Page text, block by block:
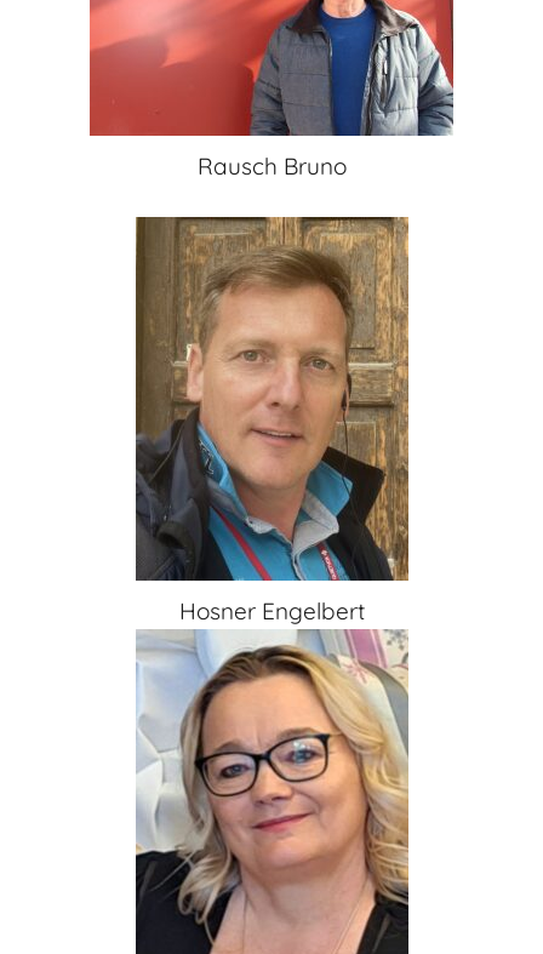
Rausch Bruno
Hosner Engelbert